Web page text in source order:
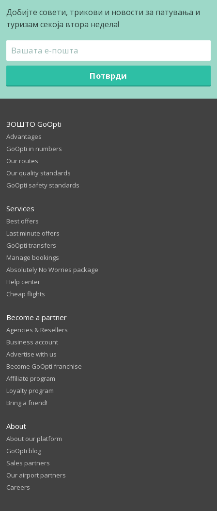
Добијте совети, трикови и новости за патувања и
туризам секоја втора недела!
Потврди
ЗОШТО GoOpti
Advantages
GoOpti in numbers
Our routes
Our quality standards
GoOpti safety standards
Services
Best offers
Last minute offers
GoOpti transfers
Manage bookings
Absolutely No Worries package
Help center
Cheap flights
Become a partner
Agencies & Resellers
Business account
Advertise with us
Become GoOpti franchise
Affiliate program
Loyalty program
Bring a friend!
About
About our platform
GoOpti blog
Sales partners
Our airport partners
Careers